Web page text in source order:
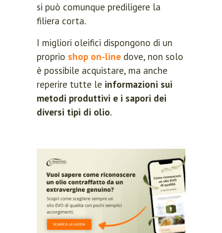
si può comunque prediligere la
filiera corta.
I migliori oleifici dispongono di un
proprio shop on-line dove, non solo
è possibile acquistare, ma anche
reperire tutte le informazioni sui
metodi produttivi e i sapori dei
diversi tipi di olio.